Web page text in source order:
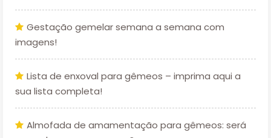
Gestação gemelar semana a semana com
imagens!
Lista de enxoval para gêmeos – imprima aqui a
sua lista completa!
Almofada de amamentação para gêmeos: será